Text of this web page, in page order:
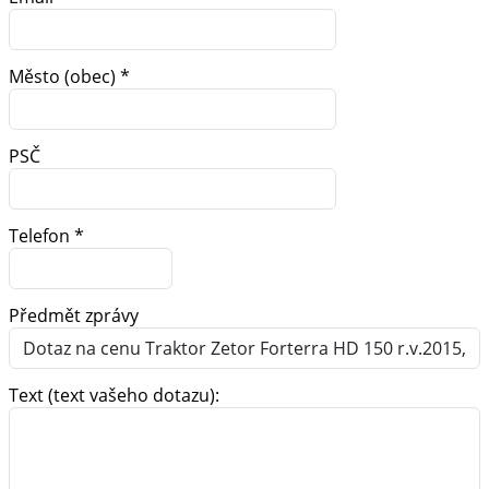
Město (obec) *
PSČ
Telefon *
Předmět zprávy
Text (text vašeho dotazu):